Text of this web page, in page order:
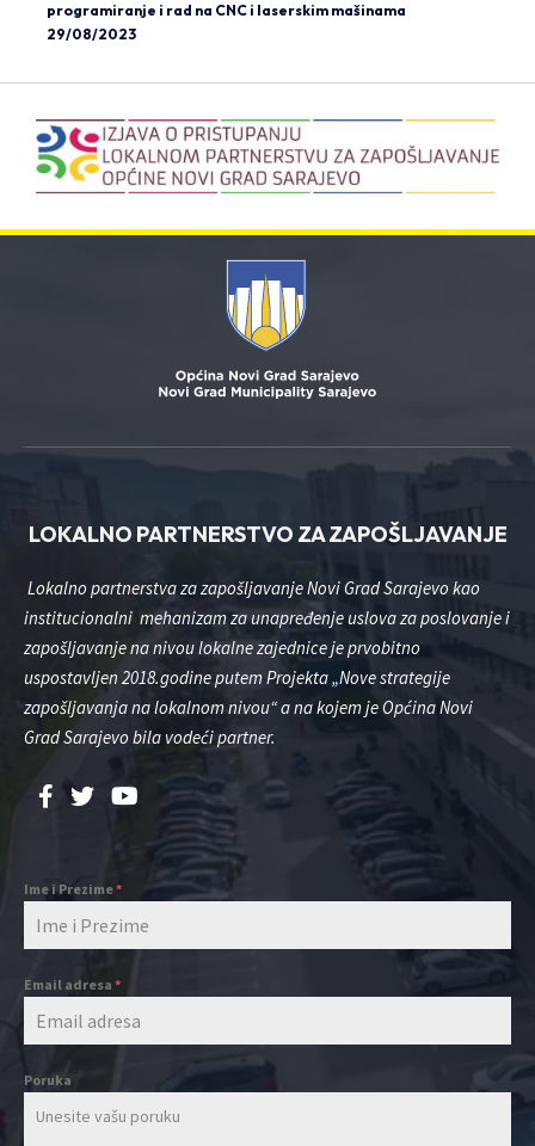
programiranje i rad na CNC i laserskim mašinama
29/08/2023
LOKALNO PARTNERSTVO ZA ZAPOŠLJAVANJE
Lokalno partnerstva za zapošljavanje Novi Grad Sarajevo kao
institucionalni mehanizam za unapređenje uslova za poslovanje i
zapošljavanje na nivou lokalne zajednice je prvobitno
uspostavljen 2018.godine putem Projekta „Nove strategije
zapošljavanja na lokalnom nivou“ a na kojem je Općina Novi
Grad Sarajevo bila vodeći partner.
Ime i Prezime*
Email adresa *
Poruka